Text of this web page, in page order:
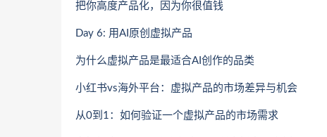
把你高度产品化，因为你很值钱
Day 6: 用AI原创虚拟产品
为什么虚拟产品是最适合AI创作的品类
小红书vs海外平台：虚拟产品的市场差异与机会
从0到1：如何验证一个虚拟产品的市场需求